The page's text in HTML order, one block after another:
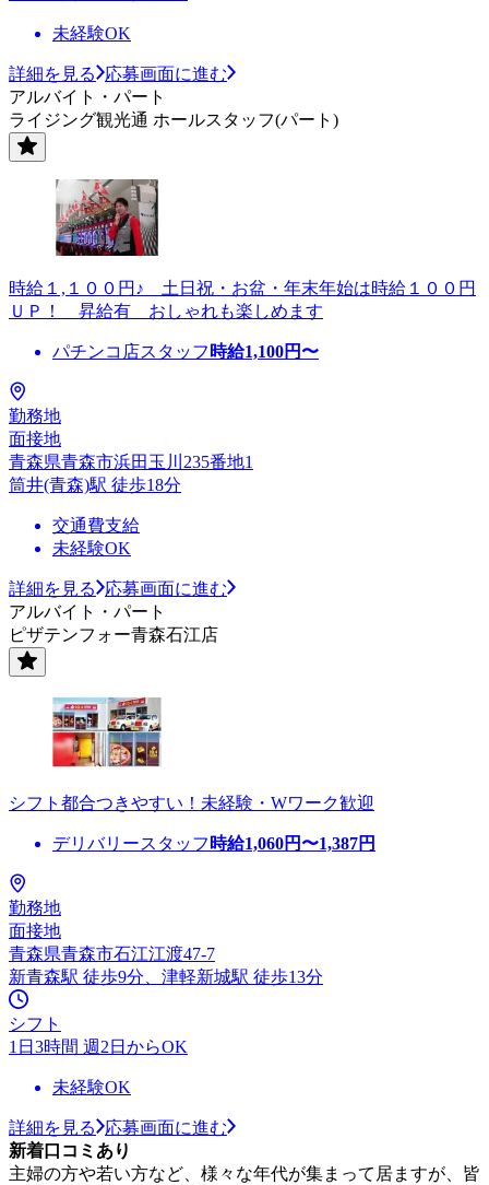
未経験OK
詳細を見る
応募画面に進む
アルバイト・パート
ライジング観光通 ホールスタッフ(パート)
時給１,１００円♪ 土日祝・お盆・年末年始は時給１００円
ＵＰ！ 昇給有 おしゃれも楽しめます
パチンコ店スタッフ 時給1,100円〜
勤務地
面接地
青森県青森市浜田玉川235番地1
筒井(青森)駅 徒歩18分
交通費支給
未経験OK
詳細を見る
応募画面に進む
アルバイト・パート
ピザテンフォー青森石江店
シフト都合つきやすい！未経験・Wワーク歓迎
デリバリースタッフ 時給1,060円〜1,387円
勤務地
面接地
青森県青森市石江江渡47-7
新青森駅 徒歩9分、津軽新城駅 徒歩13分
シフト
1日3時間 週2日からOK
未経験OK
詳細を見る
応募画面に進む
新着口コミあり
主婦の方や若い方など、様々な年代が集まって居ますが、皆